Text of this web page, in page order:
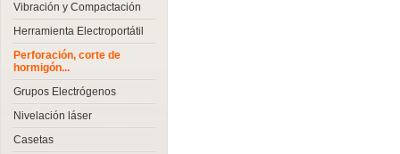
Vibración y Compactación
Herramienta Electroportátil
Perforación, corte de
hormigón...
Grupos Electrógenos
Nivelación láser
Casetas